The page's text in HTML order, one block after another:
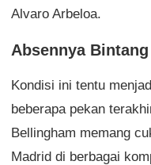
Alvaro Arbeloa.
Absennya
Kondisi ini tentu
beberapa pekan
Bellingham memang
Madrid di berbagai